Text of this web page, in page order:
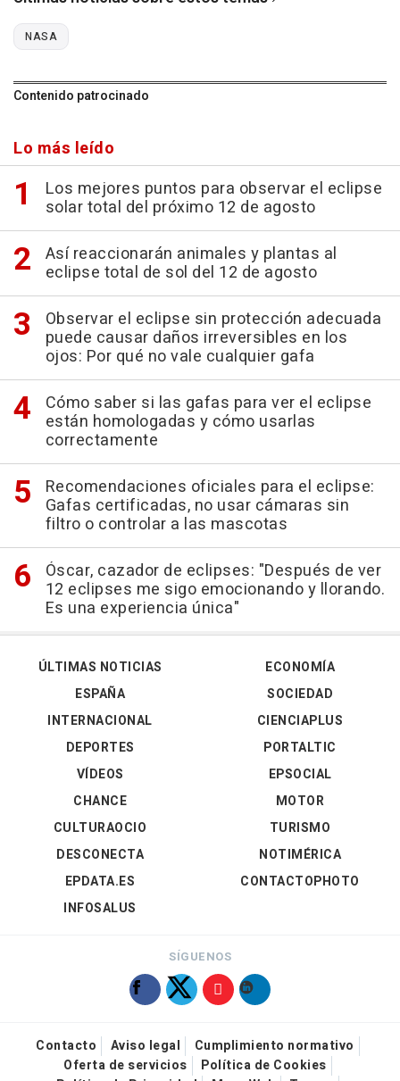
NASA
Contenido patrocinado
Lo más leído
Los mejores puntos para observar el eclipse
solar total del próximo 12 de agosto
Así reaccionarán animales y plantas al
eclipse total de sol del 12 de agosto
Observar el eclipse sin protección adecuada
puede causar daños irreversibles en los
ojos: Por qué no vale cualquier gafa
Cómo saber si las gafas para ver el eclipse
están homologadas y cómo usarlas
correctamente
Recomendaciones oficiales para el eclipse:
Gafas certificadas, no usar cámaras sin
filtro o controlar a las mascotas
Óscar, cazador de eclipses: "Después de ver
12 eclipses me sigo emocionando y llorando.
Es una experiencia única"
ÚLTIMAS NOTICIAS
ESPAÑA
INTERNACIONAL
DEPORTES
VÍDEOS
ECONOMÍA
SOCIEDAD
CIENCIAPLUS
PORTALTIC
EPSOCIAL
CHANCE
CULTURAOCIO
DESCONECTA
EPDATA.ES
INFOSALUS
MOTOR
TURISMO
NOTIMÉRICA
CONTACTOPHOTO
SÍGUENOS
Contacto Aviso legal
Cumplimiento normativo
Oferta de servicios
Política de Cookies